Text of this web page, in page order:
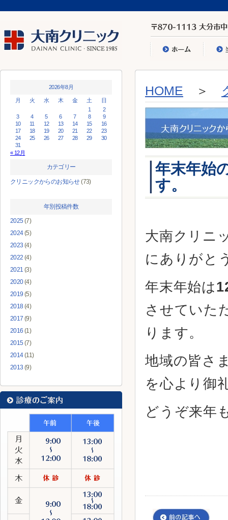
2026年8月
月 火 水 木 金 土
日
1
2
3
4 5 6 7 8
9
10
11 12 13 14 15
16
17
18 19 20 21 22
23
24
25 26 27 28 29
30
31
« 12月
カテゴリー
クリニックからのお知らせ(73)
年別投稿件数
2025 (7)
2024(5)
2023 (4)
2022 (4)
2021 (3)
2020(4)
2019 (5)
2018(4)
2017 (9)
2016 (1)
2015 (7)
2014(11)
2013 (9)
HOME ＞
年末年始
す。
大南クリニ
にありがと
年末年始は
させていた
ります。
地域の皆さ
を心より御
どうぞ来年